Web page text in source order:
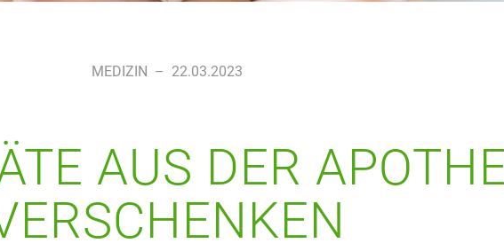
MEDIZIN – 22.03.2023
AUS DER